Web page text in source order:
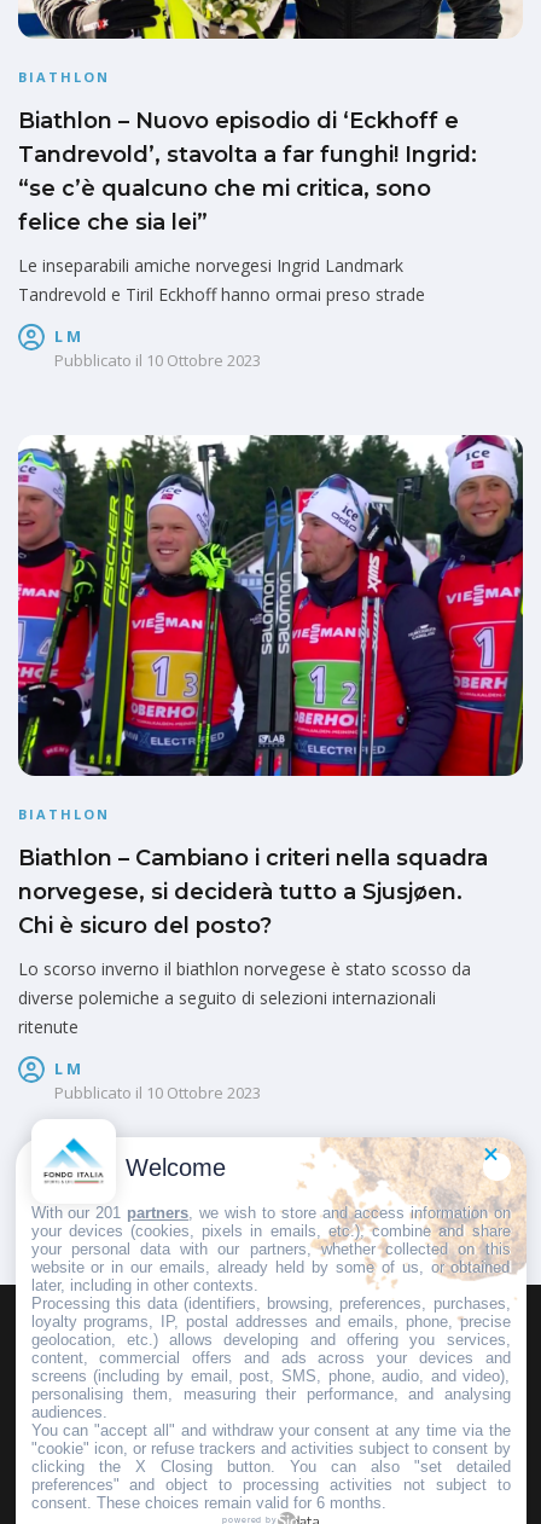
BIATHLON
Biathlon – Nuovo episodio di ‘Eckhoff e
Tandrevold’, stavolta a far funghi! Ingrid:
“se c’è qualcuno che mi critica, sono
felice che sia lei”
Le inseparabili amiche norvegesi Ingrid Landmark
Tandrevold e Tiril Eckhoff hanno ormai preso strade
L M
Pubblicato il 10 Ottobre 2023
BIATHLON
Biathlon – Cambiano i criteri nella squadra
norvegese, si deciderà tutto a Sjusjøen.
Chi è sicuro del posto?
Lo scorso inverno il biathlon norvegese è stato scosso da
diverse polemiche a seguito di selezioni internazionali
ritenute
L M
Pubblicato il 10 Ottobre 2023
32 33
HOMEPAGEREDAZIONEINVIA UN COMUNICATO STAMPA
PUBBLICITÀSCRIVI AL DIRETTORE
Copyright © 2016 - 2025 ASD Fondo Italia - Partita Iva: IT 03855110049
Welcome
With our 201 partners , we wish to store and access information on
your devices (cookies, pixels in emails, etc.), combine and share
your personal data with our partners, whether collected on this
website or in our emails, already held by some of us, or obtained
later, including in other contexts.
Processing this data (identifiers, browsing, preferences, purchases,
loyalty programs, IP, postal addresses and emails, phone, precise
geolocation, etc.) allows developing and offering you services,
content, commercial offers and ads across your devices and
screens (including by email, post, SMS, phone, audio, and video),
personalising them, measuring their performance, and analysing
audiences.
You can "accept all" and withdraw your consent at any time via the
"cookie" icon, or refuse trackers and activities subject to consent by
clicking the X Closing button. You can also "set detailed
preferences" and object to processing activities not subject to
consent. These choices remain valid for 6 months.
powered by